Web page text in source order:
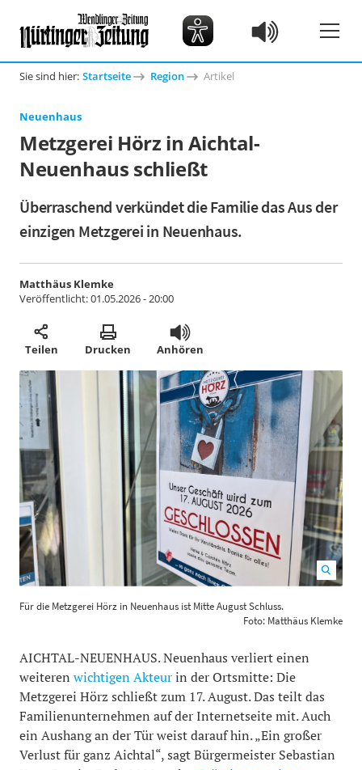
Sie sind hier: Startseite Region Artikel
Neuenhaus
Metzgerei Hörz in Aichtal-
Neuenhaus schließt
Überraschend verkündet die Familie das Aus der
einzigen Metzgerei in Neuenhaus.
Matthäus Klemke
Veröffentlicht:01.05.2026 - 20:00
Teilen Drucken Anhören
Schluss. Foto: Matthäus Klemke1200 800
Für die Metzgerei Hörz in Neuenhaus ist Mitte August Schluss.
Foto: Matthäus Klemke
AICHTAL-NEUENHAUS. Neuenhaus verliert einen
weiteren wichtigen Akteurin der Ortsmitte: Die
Metzgerei Hörz schließt zum 17. August. Das teilt das
Familienunternehmen auf der Internetseite mit. Auch
ein Aushang an der Tür weist darauf hin. „Ein großer
Verlust für ganz Aichtal“, sagt Bürgermeister Sebastian